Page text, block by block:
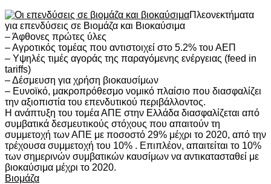
Πλεονεκτήματα
για επενδύσεις σε Βιομάζα και Βιοκαύσιμα
– Άφθονες πρώτες ύλες
– Αγροτικός τομέας που αντιστοιχεί στο 5.2% του ΑΕΠ
– Υψηλές τιμές αγοράς της παραγόμενης ενέργειας (feed in
tariffs)
– Δέσμευση για χρήση βιοκαυσίμων
– Ευνοϊκό, μακροπρόθεσμο νομικό πλαίσιο που διασφαλίζει
την αξιοπιστία του επενδυτικού περιβάλλοντος.
Η ανάπτυξη του τομέα ΑΠΕ στην Ελλάδα διασφαλίζεται από
συμβατικά δεσμευτικούς στόχους που απαιτούν τη
συμμετοχή των ΑΠΕ με ποσοστό 29% μέχρι το 2020, από την
τρέχουσα συμμετοχή του 10% . Επιπλέον, απαιτείται το 10%
των σημερινών συμβατικών καυσίμων να αντικατασταθεί με
βιοκαύσιμα μέχρι το 2020.
Βιομάζα